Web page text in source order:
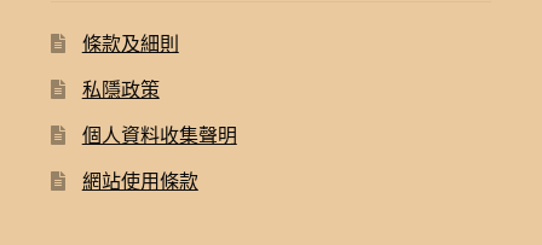
條款及細則
私隱政策
個人資料收集聲明
網站使用條款